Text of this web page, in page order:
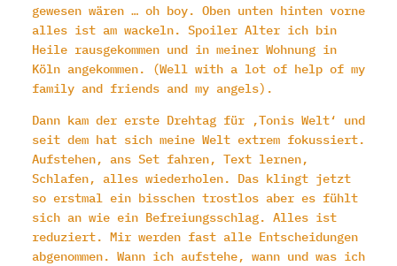
gewesen wären … oh boy. Oben unten hinten vorne
alles ist am wackeln. Spoiler Alter ich bin
Heile rausgekommen und in meiner Wohnung in
Köln angekommen. (Well with a lot of help of my
family and friends and my angels).
Dann kam der erste Drehtag für ‚Tonis Welt‘ und
seit dem hat sich meine Welt extrem fokussiert.
Aufstehen, ans Set fahren, Text lernen,
Schlafen, alles wiederholen. Das klingt jetzt
so erstmal ein bisschen trostlos aber es fühlt
sich an wie ein Befreiungsschlag. Alles ist
reduziert. Mir werden fast alle Entscheidungen
abgenommen. Wann ich aufstehe, wann und was ich